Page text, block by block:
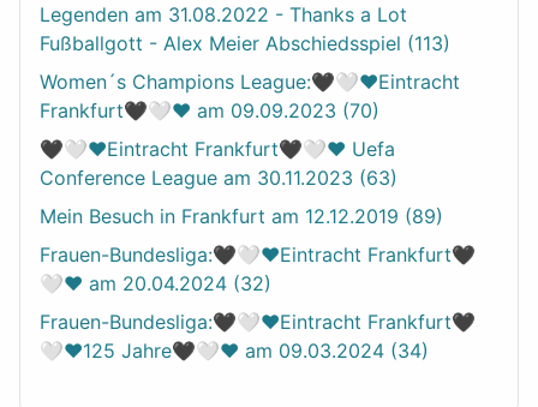
Legenden am 31.08.2022 - Thanks a Lot
Fußballgott - Alex Meier Abschiedsspiel (113)
Women´s Champions League:🖤🤍❤️Eintracht
Frankfurt🖤🤍❤️ am 09.09.2023 (70)
🖤🤍❤️Eintracht Frankfurt🖤🤍❤️ Uefa
Conference League am 30.11.2023 (63)
Mein Besuch in Frankfurt am 12.12.2019 (89)
Frauen-Bundesliga:🖤🤍❤️Eintracht Frankfurt🖤
🤍❤️ am 20.04.2024 (32)
Frauen-Bundesliga:🖤🤍❤️Eintracht Frankfurt🖤
🤍❤️125 Jahre🖤🤍❤️ am 09.03.2024 (34)